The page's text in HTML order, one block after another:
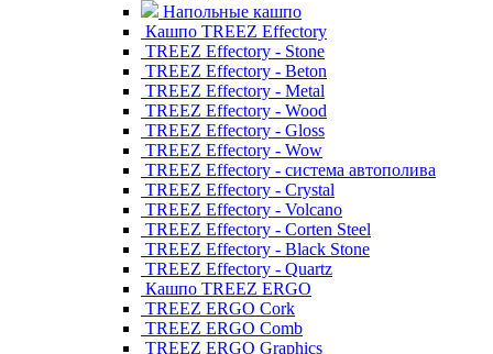
Напольные кашпо
Кашпо TREEZ Effectory
TREEZ Effectory - Stone
TREEZ Effectory - Beton
TREEZ Effectory - Metal
TREEZ Effectory - Wood
TREEZ Effectory - Gloss
TREEZ Effectory - Wow
TREEZ Effectory - система автополива
TREEZ Effectory - Crystal
TREEZ Effectory - Volcano
TREEZ Effectory - Corten Steel
TREEZ Effectory - Black Stone
TREEZ Effectory - Quartz
Кашпо TREEZ ERGO
TREEZ ERGO Cork
TREEZ ERGO Comb
TREEZ ERGO Graphics